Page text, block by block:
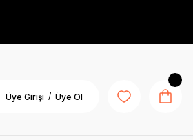
Üye Girişi / Üye Ol